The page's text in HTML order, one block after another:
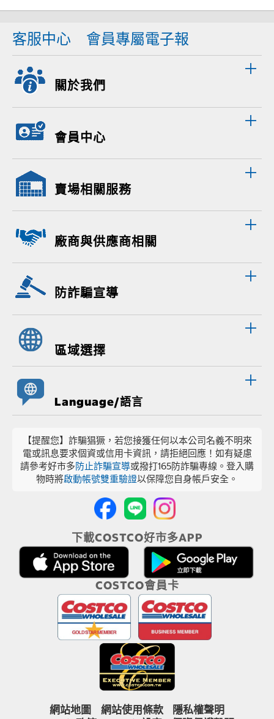
客服中心 會員專屬電子報
關於我們
會員中心
賣場相關服務
廠商與供應商相關
防詐騙宣導
區域選擇
Language/語言
【提醒您】詐騙猖獗，若您接獲任何以本公司名義不明來
電或訊息要求個資或信用卡資訊，請拒絕回應！如有疑慮
請參考好市多防止詐騙宣導或撥打165防詐騙專線。登入購
物時將啟動帳號雙重驗證以保障您自身帳戶安全。
下載COSTCO好市多APP
COSTCO會員卡
網站地圖 網站使用條款
隱私權聲明